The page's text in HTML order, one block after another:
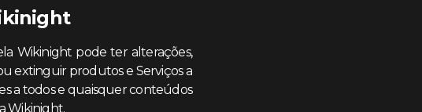
Wikinight pode ter alterações,
extinguir produtos e Serviços a
a todos e quaisquer conteúdos
Wikinight.